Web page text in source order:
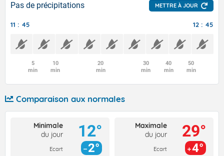
Pas de précipitations METTRE À JOUR
11 : 45 12 : 45
5
min
10
min
20
min
30
min
40
min
50
min
Comparaison aux normales
Minimale
du jour
Ecart
12°
2°
Maximale
du jour
Ecart
29°
4°